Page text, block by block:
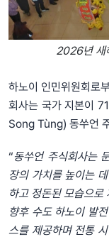
2026년 새
하노이 인민위원회로
회사는 국가 지본이
Song Tùng) 동쑤언
“동쑤언 주식회사는
장의 가치를 높이는
하고 정돈된 모습으로
향후 수도 하노이 발
스를 제공하며 전통